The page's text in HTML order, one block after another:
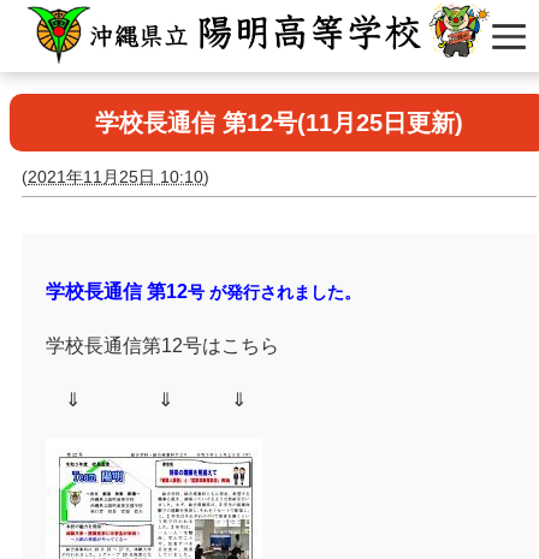
学校長通信 第12号(11月25日更新)
(2021年11月25日 10:10)
学校長通信 第12号 が発行されました。
学校長通信第12号はこちら
⇓ ⇓ ⇓